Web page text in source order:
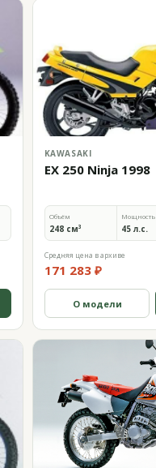
KAWASAKI
EX 250 Ninja 1998
Объём
248 см³
Мощность
45 л.с.
Средняя цена в архиве
171 283 ₽
О модели